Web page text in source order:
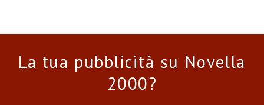
La tua pubblicità su Novella
2000?